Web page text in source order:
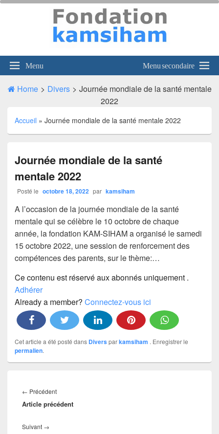
kamsiham
Menu Menu secondaire
Home > Divers > Journée mondiale de la santé mentale
2022
Accueil » Journée mondiale de la santé mentale 2022
Journée mondiale de la santé
mentale 2022
Posté le octobre 18, 2022 par kamsiham
A l’occasion de la journée mondiale de la santé
mentale qui se célèbre le 10 octobre de chaque
année, la fondation KAM-SIHAM a organisé le samedi
15 octobre 2022, une session de renforcement des
compétences des parents, sur le thème:…
Ce contenu est réservé aux abonnés uniquement .
Adhérer
Already a member? Connectez-vous ici
Cet article a été posté dans Diversparkamsiham . Enregistrer le
permalien.
de
l’article
← PrécédentArticle
précédent :
Article précédent
Suivant →